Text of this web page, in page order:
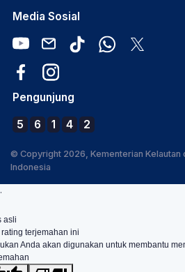
Media Sosial
Pengunjung
5 6 1 4 2
© Copyright 2026, Kementerian Kelautan
Indonesia
.
asli
terjemahan ini
Anda akan digunakan untuk membantu